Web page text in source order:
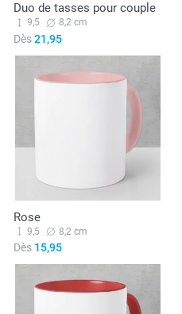
Duo de tasses pour couple
9,5 8,2 cm
Dès21,95
Rose
9,5 8,2 cm
Dès15,95